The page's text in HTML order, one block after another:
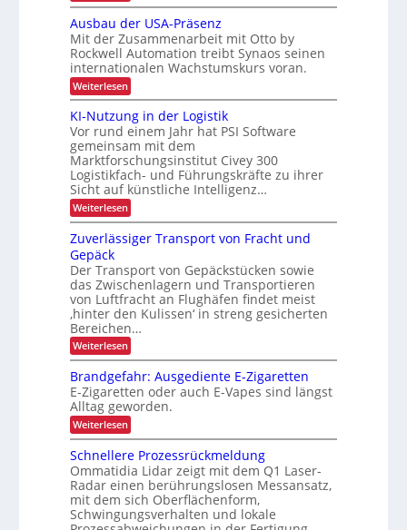
l
i
n
g
h
ö
f
e
e
u
n
d
P
r
ä
z
i
s
i
o
n
i
m
i
n
n
e
r
b
e
t
r
i
e
b
l
i
c
h
s
i
c
h
e
r
h
e
i
t
d
u
r
h
L
E
D
-
P
r
o
j
e
t
i
o
n
A
t
o
m
a
t
i
i
e
r
t
e
s
P
a
l
e
t
e
n
m
a
n
a
g
e
m
e
n
t
Ausbau der USA-Präsenz
Mit der Zusammenarbeit mit Otto by
Rockwell Automation treibt Synaos seinen
internationalen Wachstumskurs voran.
Weiterlesen:
A
s
b
a
u
d
e
r
U
S
A
r
ä
s
e
n
z
KI-Nutzung in der Logistik
Vor rund einem Jahr hat PSI Software
gemeinsam mit dem
Marktforschungsinstitut Civey 300
Logistikfach- und Führungskräfte zu ihrer
Sicht auf künstliche Intelligenz…
Weiterlesen:
K
I
-
u
t
z
u
n
g
i
n
d
e
r
L
o
g
s
t
i
k
Zuverlässiger Transport von Fracht und
Gepäck
Der Transport von Gepäckstücken sowie
das Zwischenlagern und Transportieren
von Luftfracht an Flughäfen findet meist
‚hinter den Kulissen‘ in streng gesicherten
Bereichen…
Weiterlesen:
Z
v
e
r
l
ä
s
i
g
e
r
T
Brandgefahr: Ausgediente E-Zigaretten
E-Zigaretten oder auch E-Vapes sind längst
Alltag geworden.
Weiterlesen:
B
a
n
d
g
e
f
Schnellere Prozessrückmeldung
Ommatidia Lidar zeigt mit dem Q1 Laser-
Radar einen berührungslosen Messansatz,
mit dem sich Oberflächenform,
Schwingungsverhalten und lokale